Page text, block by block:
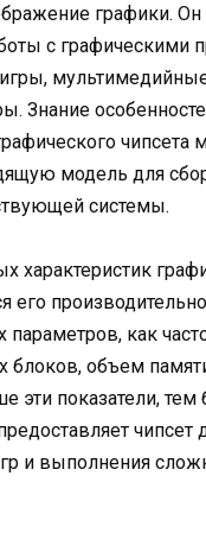
графики. Он
с графическими
Знание
модель для
системы.
характеристик
его
параметров, как
блоков, объем
показатели, тем
чипсет
и выполнения